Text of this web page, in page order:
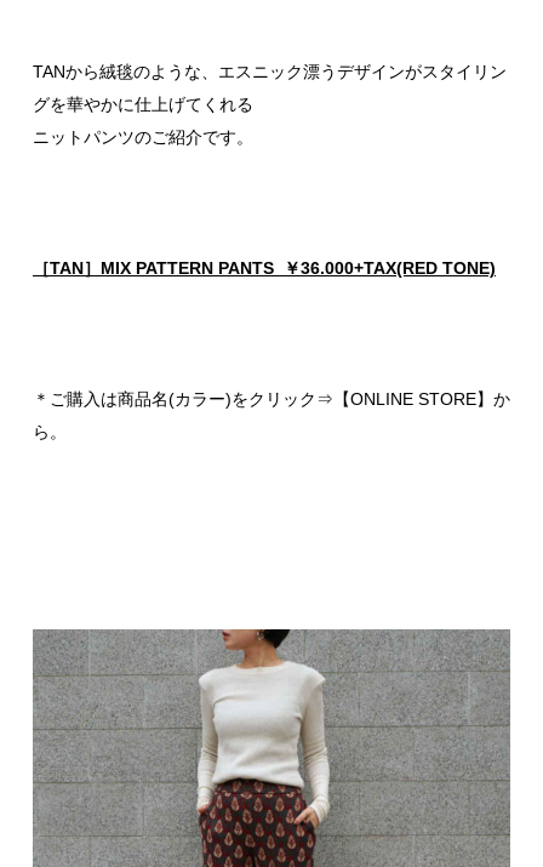
TANから絨毯のような、エスニック漂うデザインがスタイリン
グを華やかに仕上げてくれる
ニットパンツのご紹介です。
［TAN］MIX PATTERN PANTS ￥36.000+TAX(RED TONE)
＊ご購入は商品名(カラー)をクリック⇒【ONLINE STORE】か
ら。